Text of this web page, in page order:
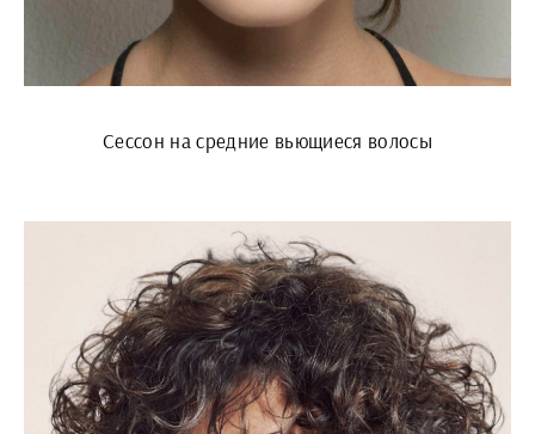
Сессон на средние вьющиеся волосы